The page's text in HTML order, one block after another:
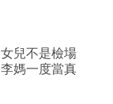
兒不是檢場
媽一度當真